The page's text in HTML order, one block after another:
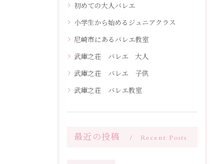
初めての大人バレエ
小学生から始めるジュニアクラス
尼崎市にあるバレエ教室
武庫之荘 バレエ 大人
武庫之荘 バレエ 子供
武庫之荘 バレエ教室
最近の投稿 Recent Posts